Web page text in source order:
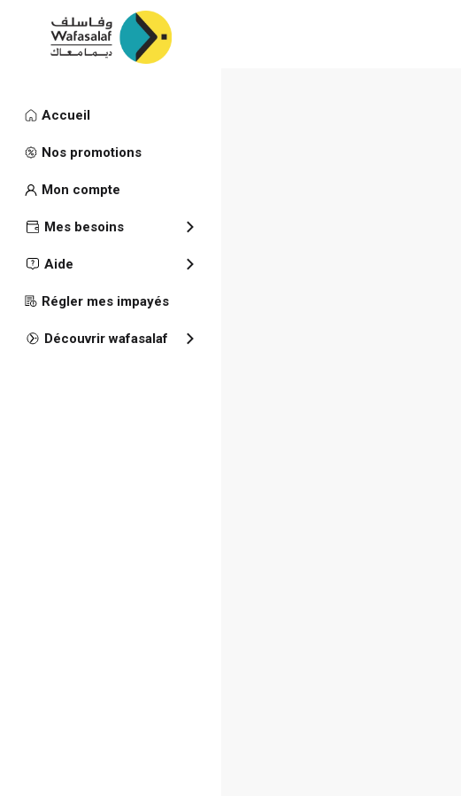
Accueil
Nos promotions
Mon compte
Mes besoins
Aide
Régler mes impayés
Découvrir wafasalaf